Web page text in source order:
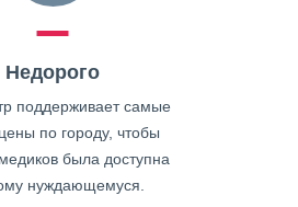
Недорого
поддерживает самые
по городу, чтобы
была доступна
нуждающемуся.